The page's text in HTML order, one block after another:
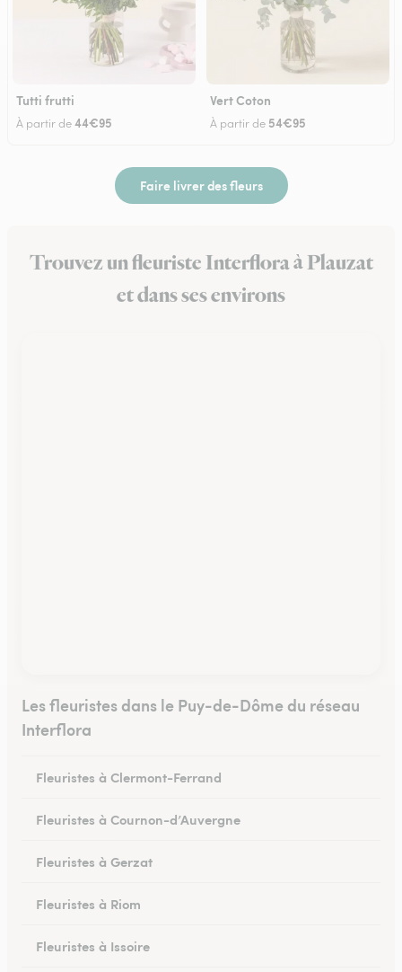
Tutti frutti
À partir de44€95
Vert Coton
À partir de 54€95
Faire livrer des fleurs
Trouvez un fleuriste Interflora à Plauzat
et dans ses environs
Les fleuristes dans le Puy-de-Dôme du réseau
Interflora
Fleuristes à Clermont-Ferrand
Fleuristes à Cournon-d’Auvergne
Fleuristes à Gerzat
Fleuristes à Riom
Fleuristes à Issoire